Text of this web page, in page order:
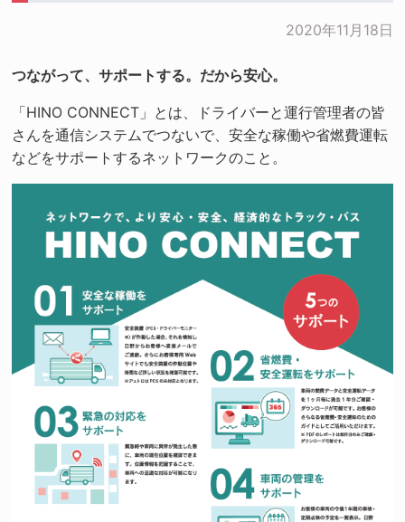
2020年11月18日
つながって、サポートする。だから安心。
「HINO CONNECT」とは、ドライバーと運行管理者の皆
さんを通信システムでつないで、安全な稼働や省燃費運転
などをサポートするネットワークのこと。